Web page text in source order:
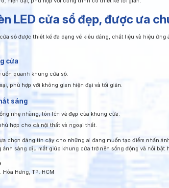
LED cửa sổ đẹp, được ưa
sổ được thiết kế đa dạng về kiểu dáng, chất liệu và hiệu
cửa
quanh khung cửa sổ.
phù hợp với không gian hiện đại và tối giản.
sáng
nhẹ nhàng, tôn lên vẻ đẹp của khung cửa.
hợp cho cả nội thất và ngoại thất.
chọn đáng tin cậy cho những ai đang muốn tạo điểm nhấn
sáng dịu mắt giúp khung cửa trở nên sống động và nổi bật
Hưng, TP. HCM